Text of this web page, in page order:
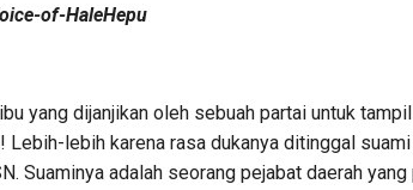
of-HaleHepu
ibu yang dijanjikan oleh sebuah partai untuk
Lebih-lebih karena rasa dukanya ditinggal
Suaminya adalah seorang pejabat daerah